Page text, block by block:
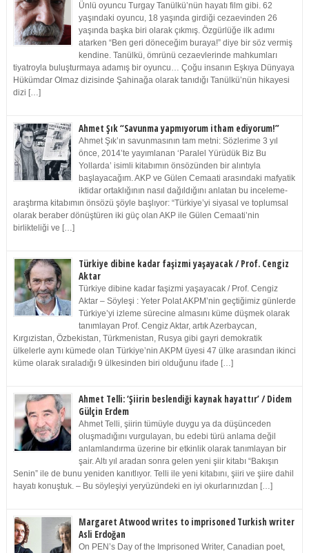
Ünlü oyuncu Turgay Tanülkü’nün hayatı film gibi. 62
yaşındaki oyuncu, 18 yaşında girdiği cezaevinden 26
yaşında başka biri olarak çıkmış. Özgürlüğe ilk adımı
atarken “Ben geri döneceğim buraya!” diye bir söz vermiş
kendine. Tanülkü, ömrünü cezaevlerinde mahkumları
tiyatroyla buluşturmaya adamış bir oyuncu… Çoğu insanın Eşkıya Dünyaya
Hükümdar Olmaz dizisinde Şahinağa olarak tanıdığı Tanülkü’nün hikayesi
dizi […]
Ahmet Şık “Savunma yapmıyorum itham ediyorum!”
Ahmet Şık’ın savunmasının tam metni: Sözlerime 3 yıl
önce, 2014’te yayımlanan ‘Paralel Yürüdük Biz Bu
Yollarda’ isimli kitabımın önsözünden bir alıntıyla
başlayacağım. AKP ve Gülen Cemaati arasındaki mafyatik
iktidar ortaklığının nasıl dağıldığını anlatan bu inceleme-
araştırma kitabımın önsözü şöyle başlıyor: “Türkiye’yi siyasal ve toplumsal
olarak beraber dönüştüren iki güç olan AKP ile Gülen Cemaati’nin
birlikteliği ve […]
Türkiye dibine kadar faşizmi yaşayacak / Prof. Cengiz
Aktar
Türkiye dibine kadar faşizmi yaşayacak / Prof. Cengiz
Aktar – Söyleşi : Yeter Polat AKPM’nin geçtiğimiz günlerde
Türkiye’yi izleme sürecine almasını küme düşmek olarak
tanımlayan Prof. Cengiz Aktar, artık Azerbaycan,
Kırgızistan, Özbekistan, Türkmenistan, Rusya gibi gayri demokratik
ülkelerle aynı kümede olan Türkiye’nin AKPM üyesi 47 ülke arasından ikinci
küme olarak sıraladığı 9 ülkesinden biri olduğunu ifade […]
Ahmet Telli: ‘Şiirin beslendiği kaynak hayattır’ / Didem
Gülçin Erdem
Ahmet Telli, şiirin tümüyle duygu ya da düşünceden
oluşmadığını vurgulayan, bu edebi türü anlama değil
anlamlandırma üzerine bir etkinlik olarak tanımlayan bir
şair. Altı yıl aradan sonra gelen yeni şiir kitabı “Bakışın
Senin” ile de bunu yeniden kanıtlıyor. Telli ile yeni kitabını, şiiri ve şiire dahil
hayatı konuştuk. – Bu söyleşiyi yeryüzündeki en iyi okurlarınızdan […]
Margaret Atwood writes to imprisoned Turkish writer
Asli Erdoğan
On PEN’s Day of the Imprisoned Writer, Canadian poet,